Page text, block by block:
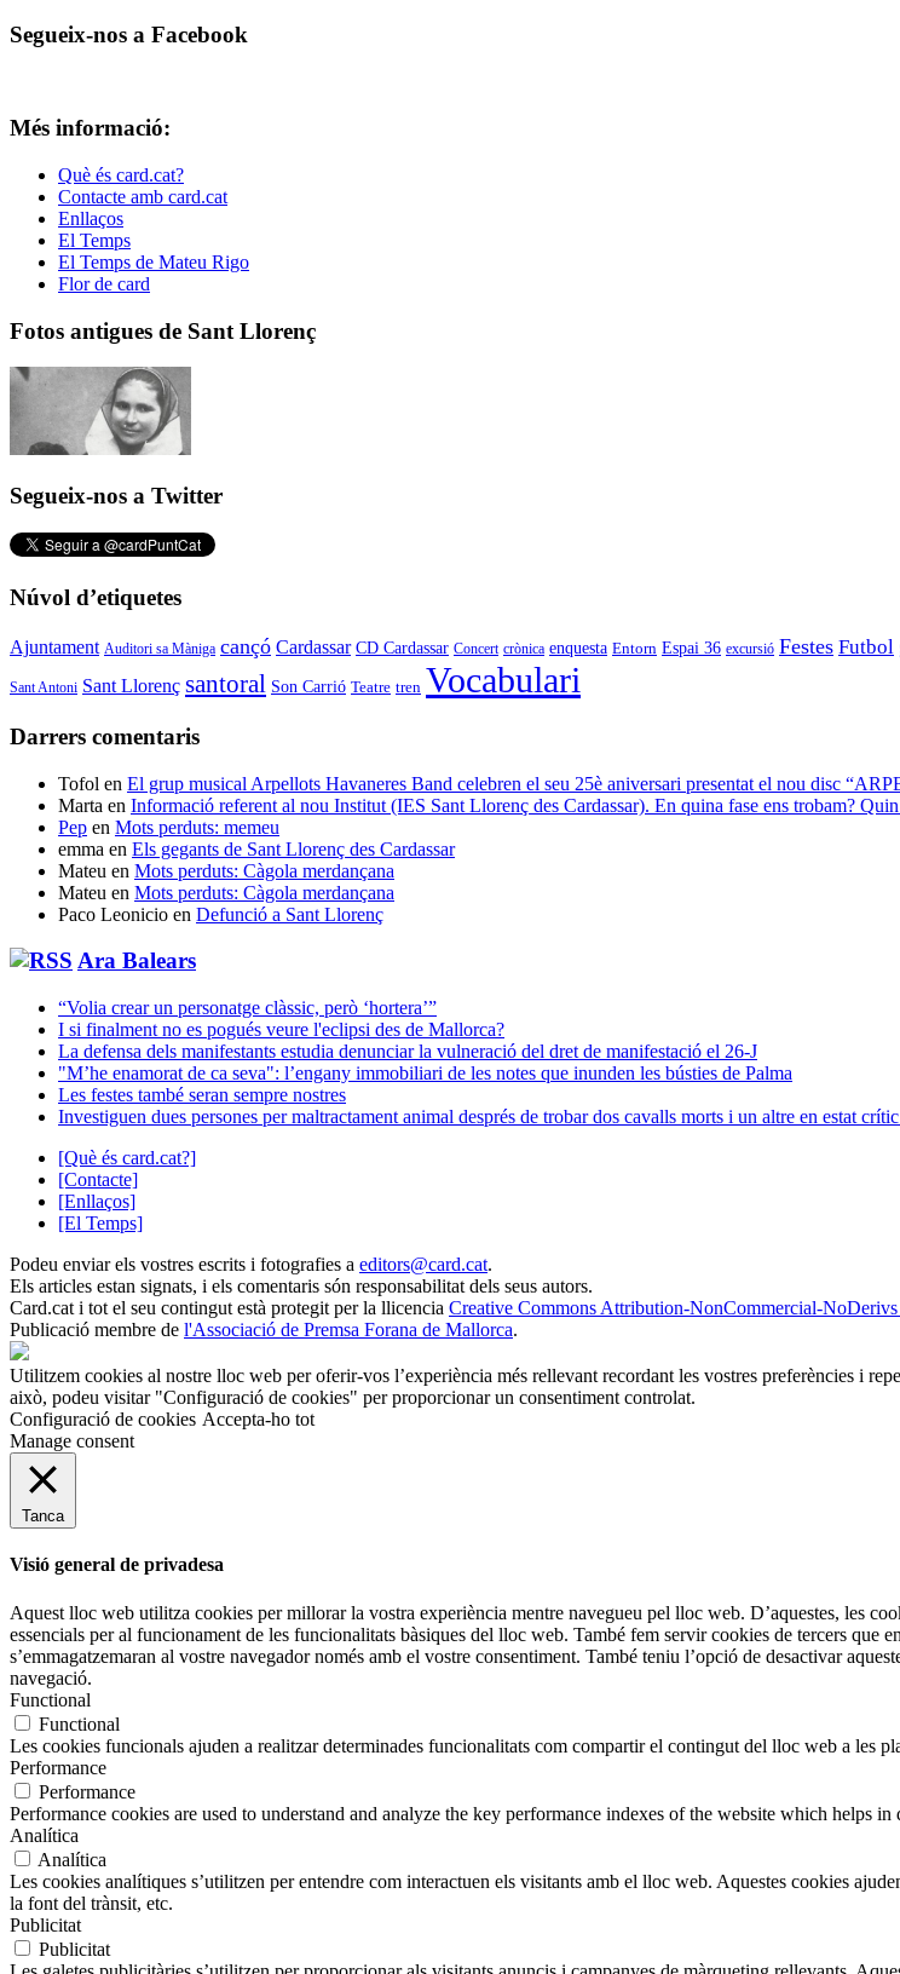
Segueix-nos a Facebook
Més informació:
Què és card.cat?
Contacte amb card.cat
Enllaços
El Temps
El Temps de Mateu Rigo
Flor de card
Fotos antigues de Sant Llorenç
Segueix-nos a Twitter
Núvol d’etiquetes
Ajuntament Auditori sa Màniga cançó Cardassar CD Cardassar Concert crònica enquesta Entorn Espai 36 excursió Festes Futbol
Sant Antoni Sant Llorenç santoral Son Carrió Teatre tren Vocabulari
Darrers comentaris
Tofol en El grup musical Arpellots Havaneres Band celebren el seu 25è aniversari presentat el nou disc
Marta en Informació referent al nou Institut (IES Sant Llorenç des Cardassar). En quina fase ens trobam?
Pep en Mots perduts: memeu
emma en Els gegants de Sant Llorenç des Cardassar
Mateu en Mots perduts: Càgola merdançana
Mateu en Mots perduts: Càgola merdançana
Paco Leonicio en Defunció a Sant Llorenç
Ara Balears
“Volia crear un personatge clàssic, però ‘hortera’”
I si finalment no es pogués veure l'eclipsi des de Mallorca?
La defensa dels manifestants estudia denunciar la vulneració del dret de manifestació el 26-J
"M’he enamorat de ca seva": l’engany immobiliari de les notes que inunden les bústies de Palma
Les festes també seran sempre nostres
Investiguen dues persones per maltractament animal després de trobar dos cavalls morts i un altre en estat
[Què és card.cat?]
[Contacte]
[Enllaços]
[El Temps]
Podeu enviar els vostres escrits i fotografies a editors@card.cat.
Els articles estan signats, i els comentaris són responsabilitat dels seus autors.
Card.cat i tot el seu contingut està protegit per la llicencia Creative Commons Attribution-NonCommercial-
Publicació membre de l'Associació de Premsa Forana de Mallorca.
Utilitzem cookies al nostre lloc web per oferir-vos l’experiència més rellevant recordant les vostres preferències i
això, podeu visitar "Configuració de cookies" per proporcionar un consentiment controlat.
Configuració de cookies Accepta-ho tot
Manage consent
Tanca
Visió general de privadesa
Aquest lloc web utilitza cookies per millorar la vostra experiència mentre navegueu pel lloc web. D’aquestes, les
essencials per al funcionament de les funcionalitats bàsiques del lloc web. També fem servir cookies de tercers que
s’emmagatzemaran al vostre navegador només amb el vostre consentiment. També teniu l’opció de desactivar
navegació.
Functional
Functional
Les cookies funcionals ajuden a realitzar determinades funcionalitats com compartir el contingut del lloc web a les
Performance
Performance
Performance cookies are used to understand and analyze the key performance indexes of the website which helps
Analítica
Analítica
Les cookies analítiques s’utilitzen per entendre com interactuen els visitants amb el lloc web. Aquestes cookies
la font del trànsit, etc.
Publicitat
Publicitat